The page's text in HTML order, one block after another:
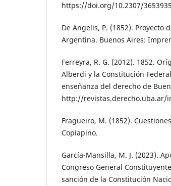
https://doi.org/10.2307/3653935
De Angelis, P. (1852). Proyecto
Argentina. Buenos Aires:
Ferreyra, R. G. (2012). 1852.
Alberdi y la Constitución
enseñanza del derecho de
http://revistas.derecho.uba.ar/
Fragueiro, M. (1852).
Copiapino.
García-Mansilla, M. J. (2023).
Congreso General
sanción de la Constitución